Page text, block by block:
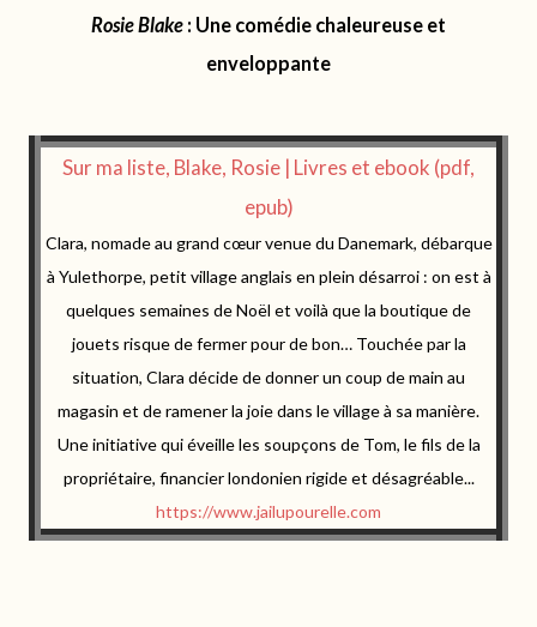
Rosie Blake : Une comédie chaleureuse et
enveloppante
Sur ma liste, Blake, Rosie | Livres et ebook (pdf,
epub)
Clara, nomade au grand cœur venue du Danemark, débarque
à Yulethorpe, petit village anglais en plein désarroi : on est à
quelques semaines de Noël et voilà que la boutique de
jouets risque de fermer pour de bon… Touchée par la
situation, Clara décide de donner un coup de main au
magasin et de ramener la joie dans le village à sa manière.
Une initiative qui éveille les soupçons de Tom, le fils de la
propriétaire, financier londonien rigide et désagréable...
https://www.jailupourelle.com